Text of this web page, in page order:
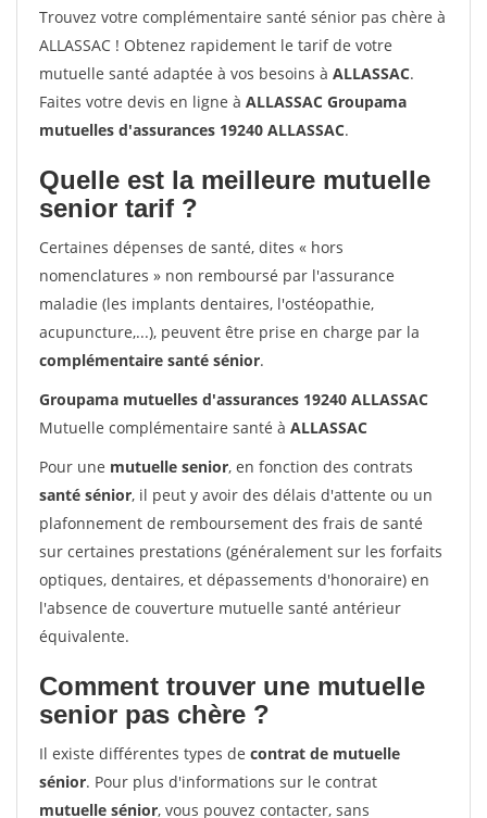
Trouvez votre complémentaire santé sénior pas chère à
ALLASSAC ! Obtenez rapidement le tarif de votre
mutuelle santé adaptée à vos besoins à ALLASSAC.
Faites votre devis en ligne à ALLASSAC Groupama
mutuelles d'assurances 19240 ALLASSAC.
Quelle est la meilleure mutuelle
senior tarif ?
Certaines dépenses de santé, dites « hors
nomenclatures » non remboursé par l'assurance
maladie (les implants dentaires, l'ostéopathie,
acupuncture,...), peuvent être prise en charge par la
complémentaire santé sénior.
Groupama mutuelles d'assurances 19240 ALLASSAC
Mutuelle complémentaire santé à ALLASSAC
Pour une mutuelle senior, en fonction des contrats
santé sénior, il peut y avoir des délais d'attente ou un
plafonnement de remboursement des frais de santé
sur certaines prestations (généralement sur les forfaits
optiques, dentaires, et dépassements d'honoraire) en
l'absence de couverture mutuelle santé antérieur
équivalente.
Comment trouver une mutuelle
senior pas chère ?
Il existe différentes types de contrat de mutuelle
sénior. Pour plus d'informations sur le contrat
mutuelle sénior, vous pouvez contacter, sans